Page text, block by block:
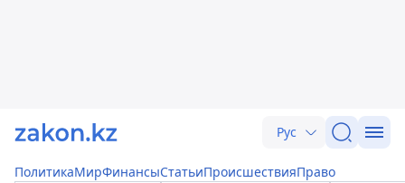
Рус
ПолитикаМирФинансыСтатьиПроисшествияПраво